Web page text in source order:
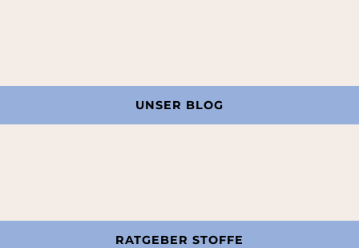
UNSER BLOG
RATGEBER STOFFE